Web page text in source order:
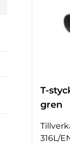
T-
gren
316L/